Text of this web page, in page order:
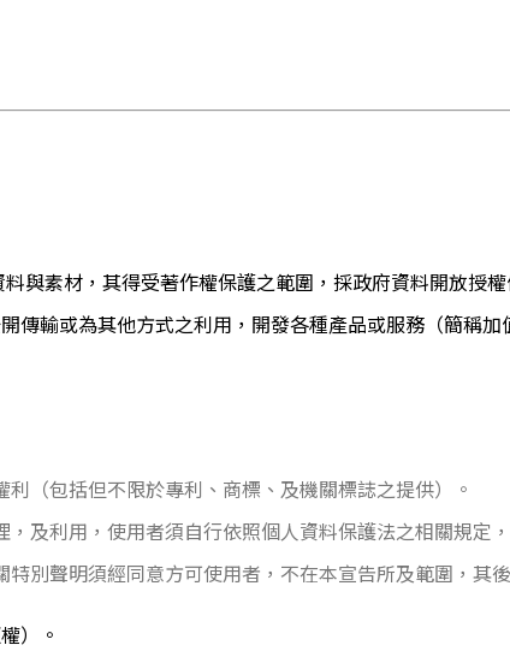
與素材，其得受著作權保護之範圍，採政府資料開放授
傳輸或為其他方式之利用，開發各種產品或服務（簡稱
（包括但不限於專利、商標、及機關標誌之提供）。
及利用，使用者須自行依照個人資料保護法之相關規定
別聲明須經同意方可使用者，不在本宣告所及範圍，其
）。